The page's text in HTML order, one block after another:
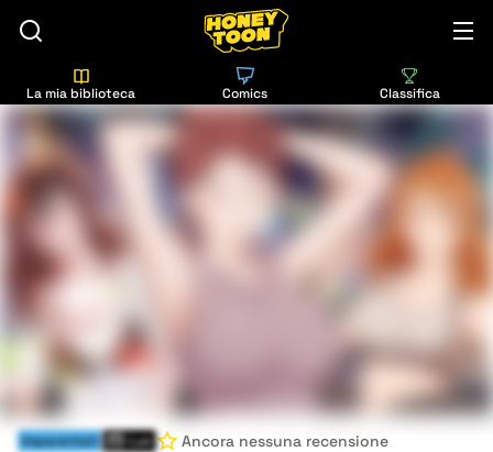
La mia biblioteca Comics Classifica
Imparentati Lun Ancora nessuna recensione